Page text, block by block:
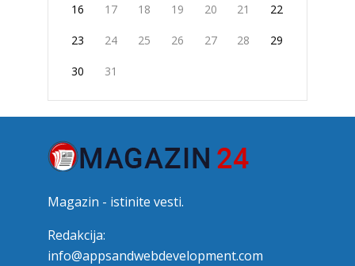
16 17 18 19 20 21 22
23 24 25 26 27 28 29
30 31
Magazin - istinite vesti.
Redakcija:
info@appsandwebdevelopment.com